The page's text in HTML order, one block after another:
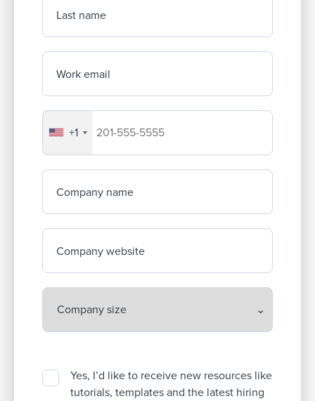
Last name
Work email
Your company's phone number
+1
Company name
Company website
Yes, I’d like to receive new resources like
tutorials, templates and the latest hiring